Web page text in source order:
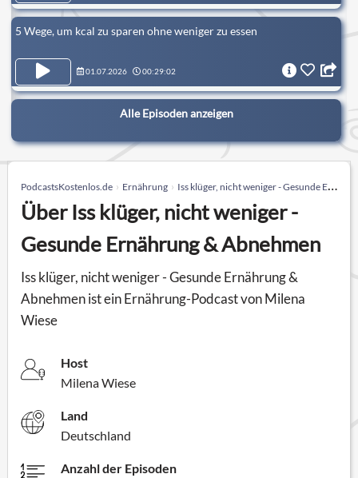
5 Wege, um kcal zu sparen ohne weniger zu essen
01.07.2026 00:29:02
Alle Episoden anzeigen
PodcastsKostenlos.de Ernährung Iss klüger, nicht weniger - Gesunde Ernährung & Abnehmen
Über Iss klüger, nicht weniger -
Gesunde Ernährung & Abnehmen
Iss klüger, nicht weniger - Gesunde Ernährung &
Abnehmen ist ein Ernährung-Podcast von Milena
Wiese
Host
Milena Wiese
Land
Deutschland
Anzahl der Episoden